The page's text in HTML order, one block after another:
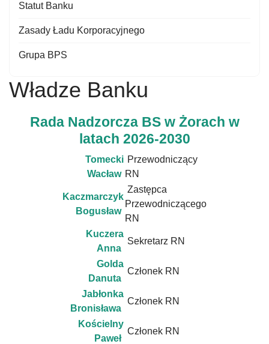
Statut Banku
Zasady Ładu Korporacyjnego
Grupa BPS
Władze Banku
Rada Nadzorcza BS w Żorach w
latach 2026-2030
Tomecki
Wacław
Przewodniczący
RN
Kaczmarczyk
Bogusław
Zastępca
Przewodniczącego
RN
Kuczera
Anna
Sekretarz RN
Golda
Danuta
Członek RN
Jabłonka
Bronisława
Członek RN
Kościelny
Paweł
Członek RN